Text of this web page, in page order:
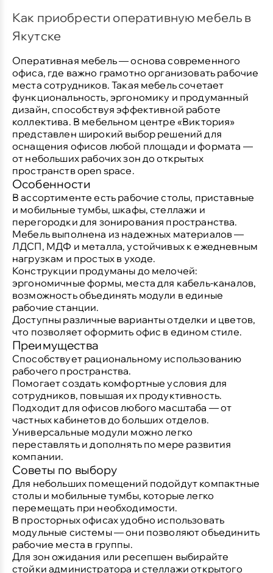
Как приобрести оперативную мебель в
Якутске
Оперативная мебель — основа современного
офиса, где важно грамотно организовать рабочие
места сотрудников. Такая мебель сочетает
функциональность, эргономику и продуманный
дизайн, способствуя эффективной работе
коллектива. В мебельном центре «Виктория»
представлен широкий выбор решений для
оснащения офисов любой площади и формата —
от небольших рабочих зон до открытых
пространств open space.
Особенности
В ассортименте есть рабочие столы, приставные
и мобильные тумбы, шкафы, стеллажи и
перегородки для зонирования пространства.
Мебель выполнена из надежных материалов —
ЛДСП, МДФ и металла, устойчивых к ежедневным
нагрузкам и простых в уходе.
Конструкции продуманы до мелочей:
эргономичные формы, места для кабель-каналов,
возможность объединять модули в единые
рабочие станции.
Доступны различные варианты отделки и цветов,
что позволяет оформить офис в едином стиле.
Преимущества
Способствует рациональному использованию
рабочего пространства.
Помогает создать комфортные условия для
сотрудников, повышая их продуктивность.
Подходит для офисов любого масштаба — от
частных кабинетов до больших отделов.
Универсальные модули можно легко
переставлять и дополнять по мере развития
компании.
Советы по выбору
Для небольших помещений подойдут компактные
столы и мобильные тумбы, которые легко
перемещать при необходимости.
В просторных офисах удобно использовать
модульные системы — они позволяют объединить
рабочие места в группы.
Для зон ожидания или ресепшен выбирайте
стойки администратора и стеллажи открытого